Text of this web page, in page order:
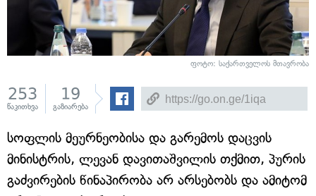
ფოტო: საქართველოს მთავრობა
253
წაკითხვა
19
გაზიარება
სოფლის მეურნეობისა და გარემოს დაცვის
მინისტრის, ლევან დავითაშვილის თქმით, პურის
გაძვირების წინაპირობა არ არსებობს და ამიტომ